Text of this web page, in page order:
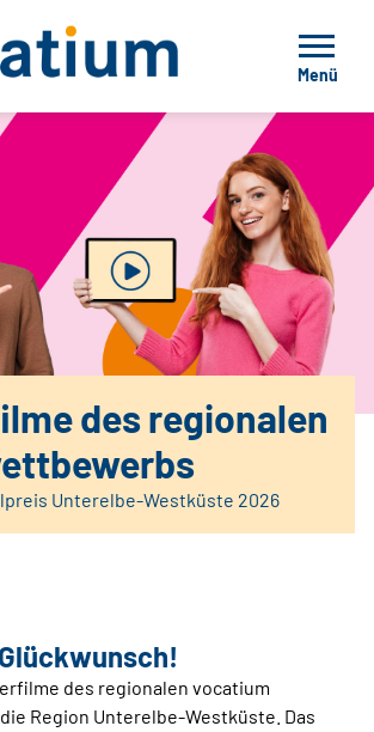
Menü
des regionalen
Unterelbe-Westküste 2026
des regionalen vocatium
Region Unterelbe-Westküste. Das